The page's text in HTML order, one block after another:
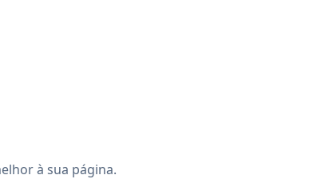
à sua página.